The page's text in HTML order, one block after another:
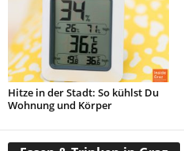
Hitze in der Stadt: So kühlst Du
Wohnung und Körper